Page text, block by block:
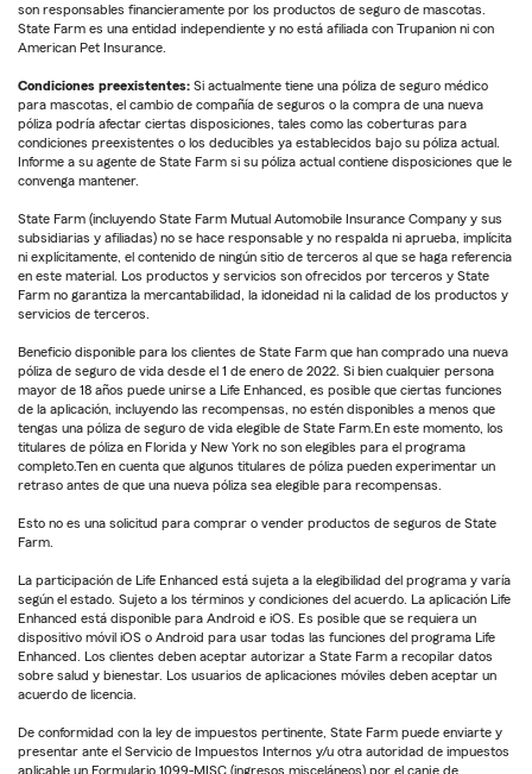
son responsables financieramente por los productos de seguro de mascotas.
State Farm es una entidad independiente y no está afiliada con Trupanion ni con
American Pet Insurance.
Condiciones preexistentes: Si actualmente tiene una póliza de seguro médico
para mascotas, el cambio de compañía de seguros o la compra de una nueva
póliza podría afectar ciertas disposiciones, tales como las coberturas para
condiciones preexistentes o los deducibles ya establecidos bajo su póliza actual.
Informe a su agente de State Farm si su póliza actual contiene disposiciones que le
convenga mantener.
State Farm (incluyendo State Farm Mutual Automobile Insurance Company y sus
subsidiarias y afiliadas) no se hace responsable y no respalda ni aprueba, implícita
ni explícitamente, el contenido de ningún sitio de terceros al que se haga referencia
en este material. Los productos y servicios son ofrecidos por terceros y State
Farm no garantiza la mercantabilidad, la idoneidad ni la calidad de los productos y
servicios de terceros.
Beneficio disponible para los clientes de State Farm que han comprado una nueva
póliza de seguro de vida desde el 1 de enero de 2022. Si bien cualquier persona
mayor de 18 años puede unirse a Life Enhanced, es posible que ciertas funciones
de la aplicación, incluyendo las recompensas, no estén disponibles a menos que
tengas una póliza de seguro de vida elegible de State Farm.En este momento, los
titulares de póliza en Florida y New York no son elegibles para el programa
completo.Ten en cuenta que algunos titulares de póliza pueden experimentar un
retraso antes de que una nueva póliza sea elegible para recompensas.
Esto no es una solicitud para comprar o vender productos de seguros de State
Farm.
La participación de Life Enhanced está sujeta a la elegibilidad del programa y varía
según el estado. Sujeto a los términos y condiciones del acuerdo. La aplicación Life
Enhanced está disponible para Android e iOS. Es posible que se requiera un
dispositivo móvil iOS o Android para usar todas las funciones del programa Life
Enhanced. Los clientes deben aceptar autorizar a State Farm a recopilar datos
sobre salud y bienestar. Los usuarios de aplicaciones móviles deben aceptar un
acuerdo de licencia.
De conformidad con la ley de impuestos pertinente, State Farm puede enviarte y
presentar ante el Servicio de Impuestos Internos y/u otra autoridad de impuestos
aplicable un Formulario 1099-MISC (ingresos misceláneos) por el canje de